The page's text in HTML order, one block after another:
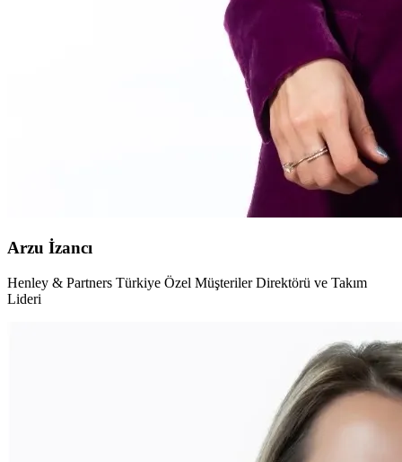
Arzu İzancı
Henley & Partners Türkiye Özel Müşteriler Direktörü ve Takım
Lideri